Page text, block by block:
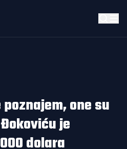
one su
je
dolara